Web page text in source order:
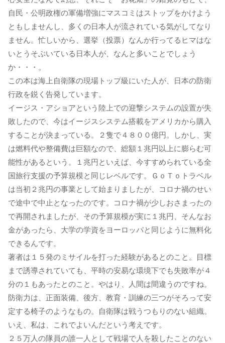
自民・公明政権の軍備増強にマスコミはストップをかけよう
ともしませんし、多くの日本人が流されている気がしてなり
ません。忙しいから、選挙（投票）なんか行ってるヒマはな
いとうそぶいている日本人が、なんと多いことでしょう
か・・・。
この本は海上自衛隊の現場トップ級にいた人が、日本の防衛
行政を鋭く告発しています。
イージス・アショアという陸上での迎撃システムの設置が失
敗したので、今はイージスシステム搭載をアメリカから購入
することが決まっている。２隻で４８００億円。しかし、実
は燃料代や整備費は巨額なので、総額１兆円以上に膨らむ可
能性があるという。１兆円といえば、今すすめられている全
国旅行支援の予算規模と同じレベルです。ＧｏＴｏトラベル
は当初２兆円の事業として始まりましたが、コロナ禍のせい
で途中で中止となったのです。コロナ禍が少しおさまったの
で再開されましたが、その予算規模が実に１兆円、そんなお
金があったら、大学の学資をヨーロッパと同じように無料化
できるんです。
著者は１５発のミサイルを打った経験があるとのこと。目標
まで誘導されていても、平時の安易な環境下でも失敗率が４
分の１もあったとのこと。やはり、人間は間違うのですね。
防衛力は、正面装備、後方、教育・訓練の三つがそろって安
定する椅子のようなもの。自衛隊は戦うつもりのない組織。
いえ、私は、これでよいんだという考えです。
２５万人の隊員の誰一人として戦場で人を殺したことのない